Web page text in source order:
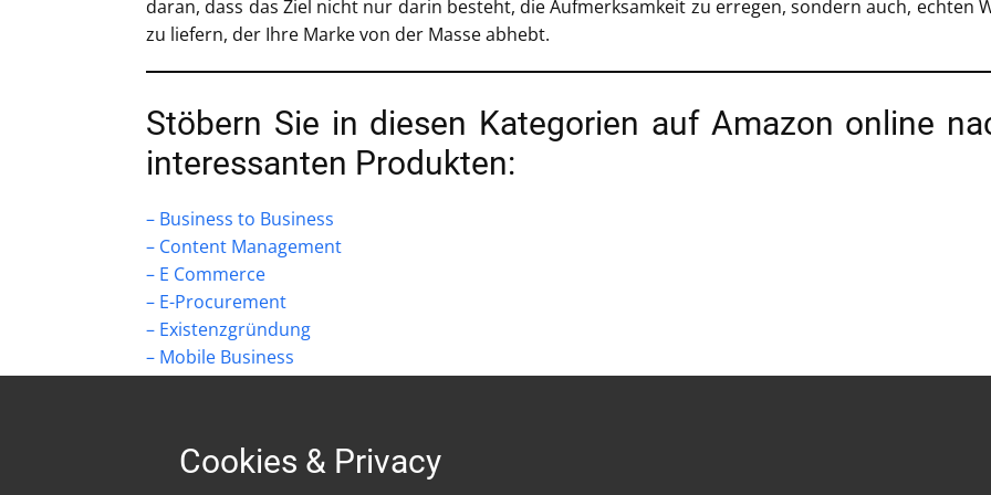
daran, dass das Ziel nicht nur darin besteht, die Aufmerksamkeit zu erregen, sondern auch, echten
zu liefern, der Ihre Marke von der Masse abhebt.
Stöbern Sie in diesen Kategorien auf Amazon online
interessanten Produkten:
– Business to Business
– Content Management
– E Commerce
– E-Procurement
– Existenzgründung
– Mobile Business
Cookies & Privacy